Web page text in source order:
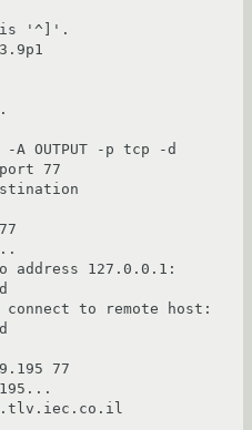
is '^]'.
OUTPUT -p tcp -d
77
address 127.0.0.1:
to remote host:
77